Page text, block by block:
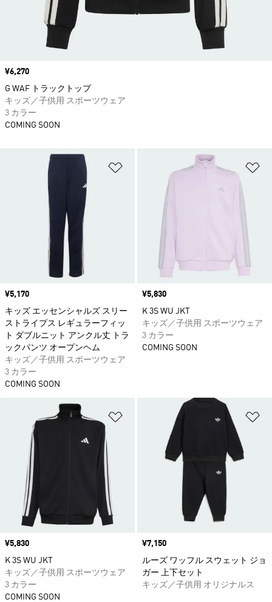
ほしいものリストに追加
価格
¥5,170
キッズ エッセンシャルズ スリー
ストライプス レギュラーフィッ
ト ダブルニット アンクル丈 トラ
ックパンツ オープンヘム
キッズ／子供用 スポーツウェア
3 カラー
COMING SOON
価格
¥5,830
K 3S WU JKT
キッズ／子供用 スポーツウェア
3 カラー
COMING SOON
ほしいものリストに追加
価格
¥5,830
K 3S WU JKT
キッズ／子供用 スポーツウェア
3 カラー
COMING SOON
価格
¥7,150
ルーズ ワッフル スウェット ジョ
ガー 上下セット
キッズ／子供用 オリジナルス
価格
¥6,270
G WAF トラックトップ
キッズ／子供用 スポーツウェア
3 カラー
COMING SOON